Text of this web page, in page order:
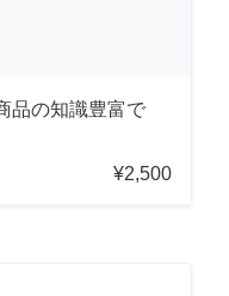
品の知識豊富で
¥2,500